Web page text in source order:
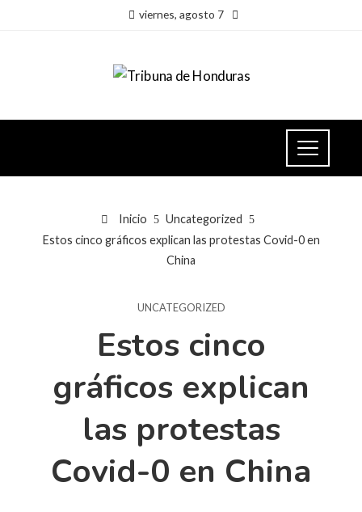
viernes, agosto 7
Inicio
Uncategorized
Estos cinco gráficos explican las protestas Covid-0 en
China
UNCATEGORIZED
Estos cinco
gráficos explican
las protestas
Covid-0 en China